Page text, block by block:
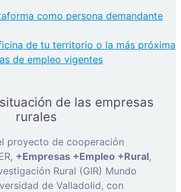
como persona demandante
de tu territorio o la más próxima
de empleo vigentes
de las empresas
rurales
proyecto de cooperación
+Empresas +Empleo +Rural,
Rural (GIR) Mundo
de Valladolid, con